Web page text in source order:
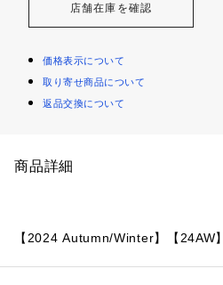
店舗在庫を確認
価格表示について
取り寄せ商品について
返品交換について
商品詳細
【2024 Autumn/Winter】【24AW】